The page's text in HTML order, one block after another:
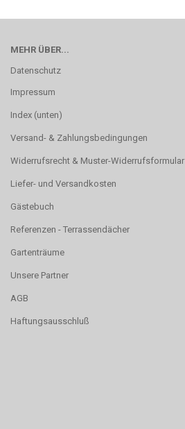
MEHR ÜBER...
Datenschutz
Impressum
Index (unten)
Versand- & Zahlungsbedingungen
Widerrufsrecht & Muster-Widerrufsformular
Liefer- und Versandkosten
Gästebuch
Referenzen - Terrassendächer
Gartenträume
Unsere Partner
AGB
Haftungsausschluß